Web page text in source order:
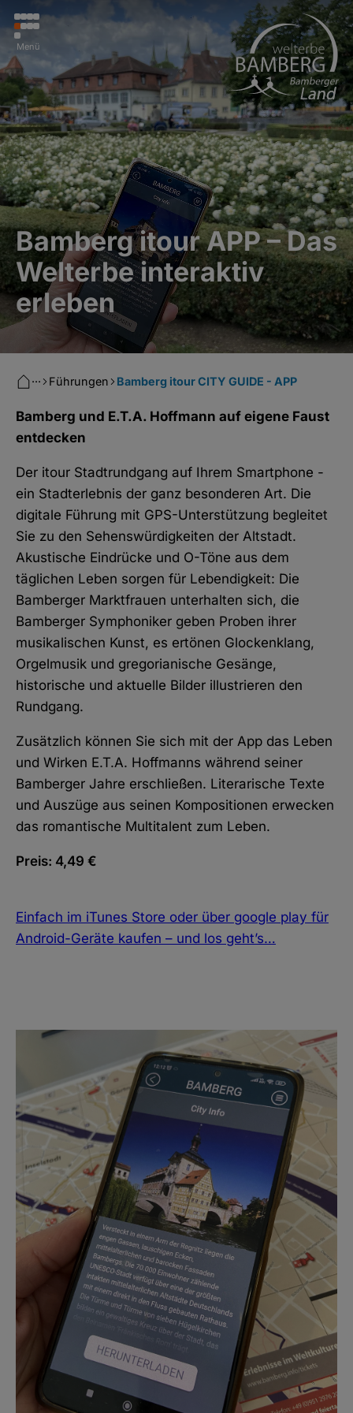
Menü
Bamberg itour APP – Das
Welterbe interaktiv
erleben
Bamberg itour CITY GUIDE - APP
Führungen
···
Bamberg und E.T.A. Hoffmann auf eigene Faust
entdecken
Der itour Stadtrundgang auf Ihrem Smartphone -
ein Stadterlebnis der ganz besonderen Art. Die
digitale Führung mit GPS-Unterstützung begleitet
Sie zu den Sehenswürdigkeiten der Altstadt.
Akustische Eindrücke und O-Töne aus dem
täglichen Leben sorgen für Lebendigkeit: Die
Bamberger Marktfrauen unterhalten sich, die
Bamberger Symphoniker geben Proben ihrer
musikalischen Kunst, es ertönen Glockenklang,
Orgelmusik und gregorianische Gesänge,
historische und aktuelle Bilder illustrieren den
Rundgang.
Zusätzlich können Sie sich mit der App das Leben
und Wirken E.T.A. Hoffmanns während seiner
Bamberger Jahre erschließen. Literarische Texte
und Auszüge aus seinen Kompositionen erwecken
das romantische Multitalent zum Leben.
Preis: 4,49 €
Einfach im iTunes Store oder über google play für
Android-Geräte kaufen – und los geht’s…